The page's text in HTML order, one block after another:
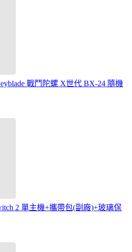
戰鬥陀螺 X世代 BX-24 隨機
2 單主機+攜帶包(副廠)+玻璃保